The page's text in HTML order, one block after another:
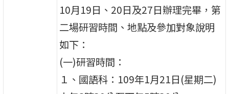
10月19日、20日及27日辦理完畢，第
二場研習時間、地點及參加對象說明
如下：
(一)研習時間：
１、國語科：109年1月21日(星期二)